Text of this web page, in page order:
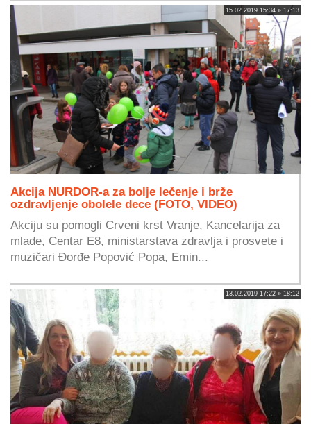
15.02.2019 15:34 » 17:13
Akcija NURDOR-a za bolje lečenje i brže
ozdravljenje obolele dece (FOTO, VIDEO)
Akciju su pomogli Crveni krst Vranje, Kancelarija za
mlade, Centar E8, ministarstava zdravlja i prosvete i
muzičari Đorđe Popović Popa, Emin...
13.02.2019 17:22 » 18:12